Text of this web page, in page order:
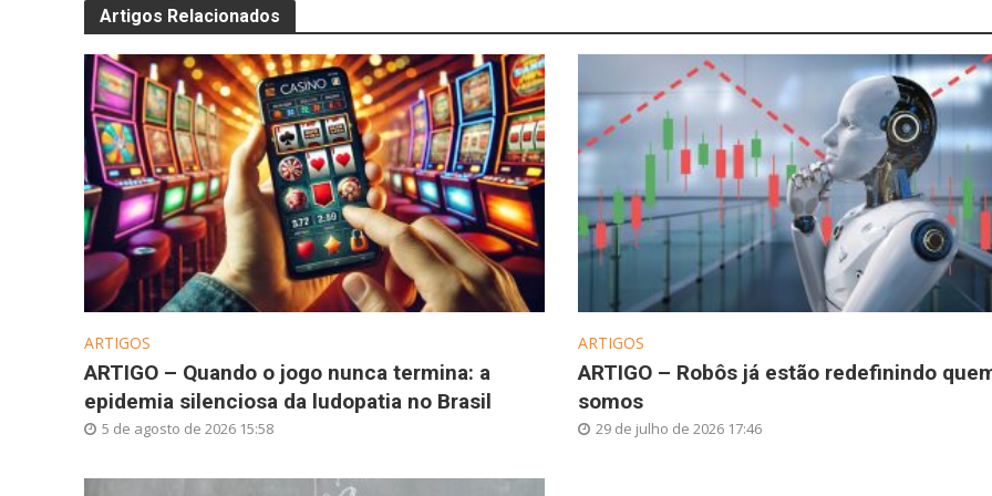
Artigos Relacionados
ARTIGOS
ARTIGO – Quando o jogo nunca termina: a
epidemia silenciosa da ludopatia no Brasil
5 de agosto de 2026 15:58
ARTIGOS
ARTIGO – Robôs já estão redefinindo
somos
29 de julho de 2026 17:46